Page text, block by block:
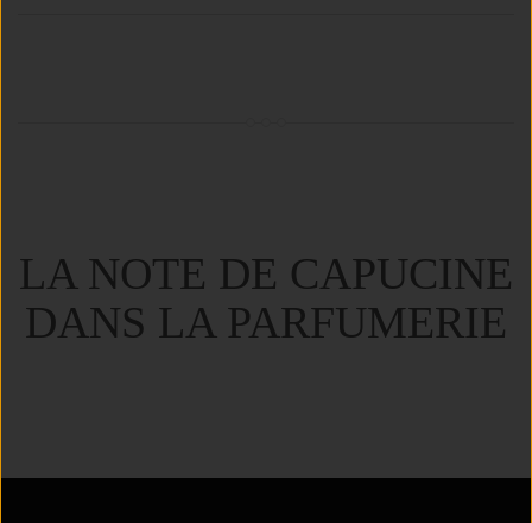
LA NOTE DE CAPUCINE
DANS LA PARFUMERIE